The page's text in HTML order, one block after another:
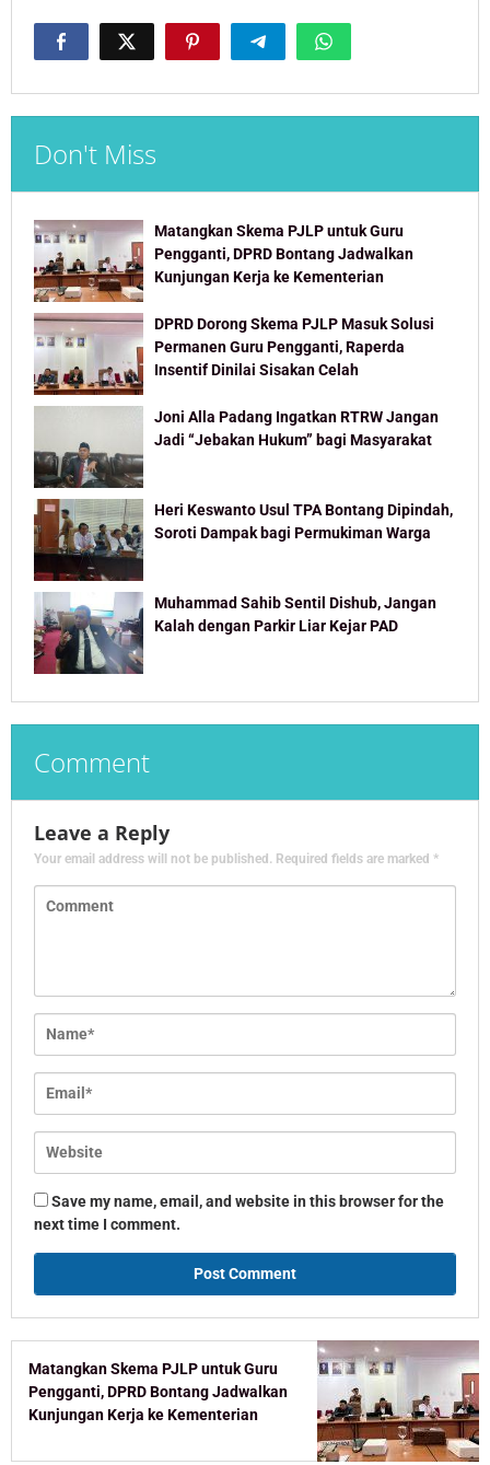
Don't Miss
Matangkan Skema PJLP untuk Guru
Pengganti, DPRD Bontang Jadwalkan
Kunjungan Kerja ke Kementerian
DPRD Dorong Skema PJLP Masuk Solusi
Permanen Guru Pengganti, Raperda
Insentif Dinilai Sisakan Celah
Joni Alla Padang Ingatkan RTRW Jangan
Jadi “Jebakan Hukum” bagi Masyarakat
Heri Keswanto Usul TPA Bontang Dipindah,
Soroti Dampak bagi Permukiman Warga
Muhammad Sahib Sentil Dishub, Jangan
Kalah dengan Parkir Liar Kejar PAD
Comment
Leave a Reply
Your email address will not be published. Required fields are marked *
Save my name, email, and website in this browser for the
next time I comment.
Matangkan Skema PJLP untuk Guru
Pengganti, DPRD Bontang Jadwalkan
Kunjungan Kerja ke Kementerian